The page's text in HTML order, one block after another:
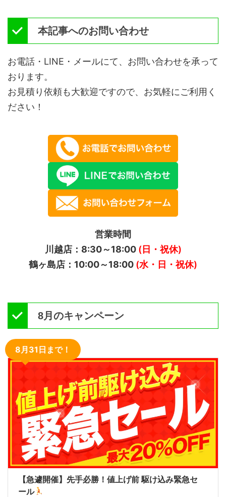
本記事へのお問い合わせ
お電話・LINE・メールにて、お問い合わせを承って
おります。
お見積り依頼も大歓迎ですので、お気軽にご利用く
ださい！
営業時間
川越店：8:30～18:00(日・祝休)
鶴ヶ島店：10:00～18:00 (水・日・祝休)
8月のキャンペーン
8月31日まで！
【急遽開催】先手必勝！値上げ前 駆け込み緊急セ
ール